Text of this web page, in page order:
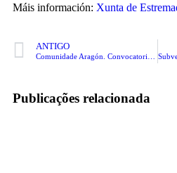
Máis información: Xunta de
ANTIGO
Comunidade Aragón. Convocatoria extraordinaria de profesorado para Escolas Oficiais de Idiomas. Especialidades: Alemán.
Publicações relacionada